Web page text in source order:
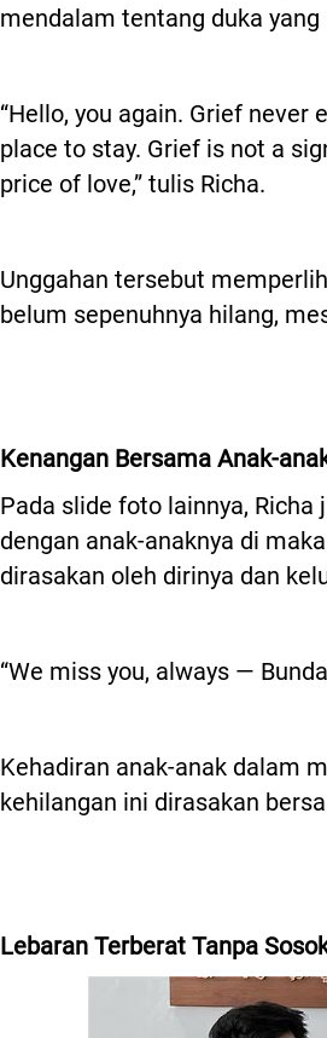
mendalam tentang duka
“Hello, you again. Grief never
place to stay. Grief is not a
price of love,” tulis Richa.
Unggahan tersebut
belum sepenuhnya hilang,
Kenangan Bersama Anak-
Pada slide foto lainnya,
dengan anak-anaknya di
dirasakan oleh dirinya dan
“We miss you, always —
Kehadiran anak-anak dalam
kehilangan ini dirasakan
Lebaran Terberat Tanpa